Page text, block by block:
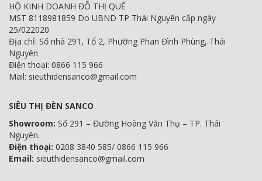
HỘ KINH DOANH ĐỖ THỊ QUẾ
MST 8118981859 Do UBND TP Thái Nguyên cấp ngày
25/022020
Địa chỉ: Số nhà 291, Tổ 2, Phường Phan Đình Phùng, Thái
Nguyên
Điện thoại: 0866 115 966
Mail: sieuthidensanco@gmail.com
SIÊU THỊ ĐÈN SANCO
Showroom: Số 291 – Đường Hoàng Văn Thụ – TP. Thái
Nguyên.
Điện thoại: 0208 3840 585/ 0866 115 966
Email: sieuthidensanco@gmail.com